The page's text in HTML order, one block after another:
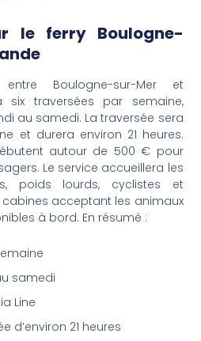
le ferry Boulogne-
Boulogne-sur-Mer et
six traversées par semaine,
au samedi. La traversée sera
et durera environ 21 heures.
autour de 500 € pour
Le service accueillera les
poids lourds, cyclistes et
acceptant les animaux
à bord. En résumé :
samedi
Line
d’environ 21 heures